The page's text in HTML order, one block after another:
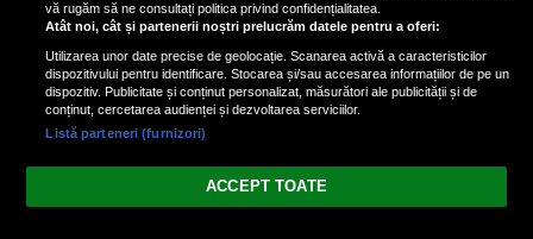
vă rugăm să ne consultați politica privind confidențialitatea.
Atât noi, cât și partenerii noștri prelucrăm datele pentru a oferi:
Utilizarea unor date precise de geolocație. Scanarea activă a caracteristicilor
dispozitivului pentru identificare. Stocarea și/sau accesarea informațiilor de pe un
dispozitiv. Publicitate și conținut personalizat, măsurători ale publicității și de
conținut, cercetarea audienței și dezvoltarea serviciilor.
Listă parteneri (furnizori)
ACCEPT TOATE